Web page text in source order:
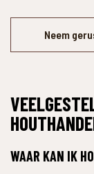
Neem
WAAR KAN IK